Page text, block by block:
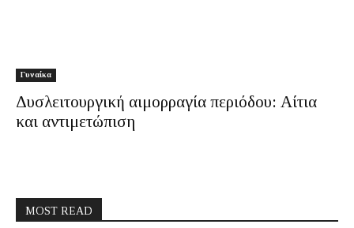
Γυναίκα
Δυσλειτουργική αιμορραγία περιόδου: Αίτια
και αντιμετώπιση
MOST READ